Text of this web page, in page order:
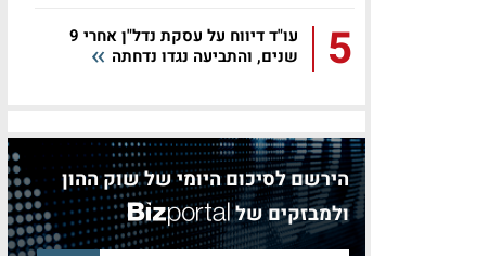
5
עו"ד דיווח על עסקת נדל"ן אחרי 9
שנים, והתביעה נגדו נדחתה
הירשם לסיכום היומי של שוק ההון
ולמבזקים של